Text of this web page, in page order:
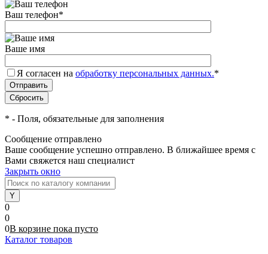
Ваш телефон*
Ваше имя
Я согласен на обработку персональных данных.*
* - Поля, обязательные для заполнения
Сообщение отправлено
Ваше сообщение успешно отправлено. В ближайшее время с
Вами свяжется наш специалист
Закрыть окно
0
0
0В корзине пока пусто
Каталог товаров